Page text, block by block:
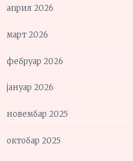
април 2026
март 2026
фебруар 2026
јануар 2026
новембар 2025
октобар 2025